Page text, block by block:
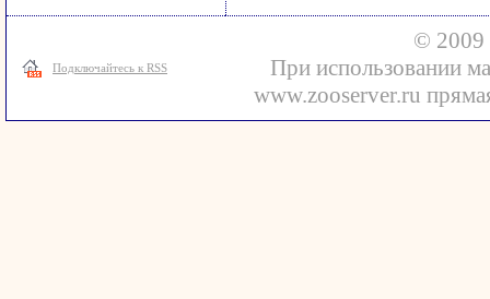
Подключайтесь к RSS
© 2009
При использовании
www.zooserver.ru